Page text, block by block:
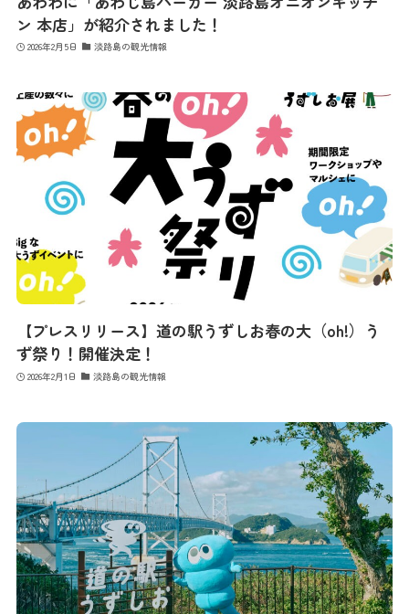
最新情報
ン 本店」が紹介されました！
2026年2月5日 淡路島の観光情報
【プレスリリース】道の駅うずしお春の大（oh!）う
ず祭り！開催決定！
2026年2月1日 淡路島の観光情報